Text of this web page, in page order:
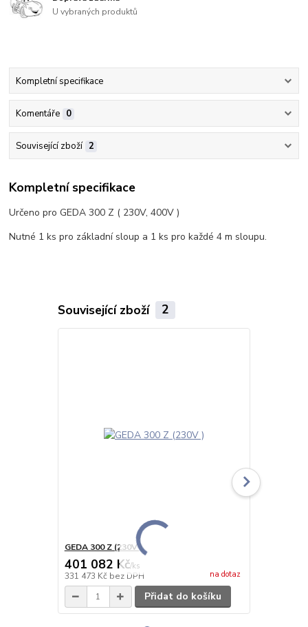
U vybraných produktů
Kompletní specifikace
Komentáře 0
Související zboží 2
Kompletní specifikace
Určeno pro GEDA 300 Z ( 230V, 400V )
Nutné 1 ks pro základní sloup a 1 ks pro každé 4 m sloupu.
Související zboží 2
GEDA 300 Z (230V )
401 082 Kč/ks
331 473 Kč bez DPH na dotaz
Přidat do košíku